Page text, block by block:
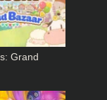
Grand